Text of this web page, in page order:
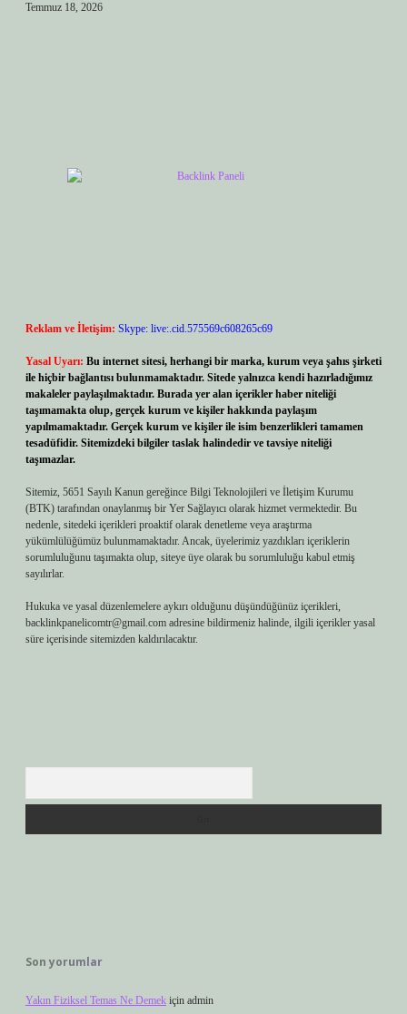
Temmuz 18, 2026
Reklam ve İletişim: Skype: live:.cid.575569c608265c69
Yasal Uyarı: Bu internet sitesi, herhangi bir marka, kurum veya şahıs şirketi
ile hiçbir bağlantısı bulunmamaktadır. Sitede yalnızca kendi hazırladığımız
makaleler paylaşılmaktadır. Burada yer alan içerikler haber niteliği
taşımamakta olup, gerçek kurum ve kişiler hakkında paylaşım
yapılmamaktadır. Gerçek kurum ve kişiler ile isim benzerlikleri tamamen
tesadüfidir. Sitemizdeki bilgiler taslak halindedir ve tavsiye niteliği
taşımazlar.
Sitemiz, 5651 Sayılı Kanun gereğince Bilgi Teknolojileri ve İletişim Kurumu
(BTK) tarafından onaylanmış bir Yer Sağlayıcı olarak hizmet vermektedir. Bu
nedenle, sitedeki içerikleri proaktif olarak denetleme veya araştırma
yükümlülüğümüz bulunmamaktadır. Ancak, üyelerimiz yazdıkları içeriklerin
sorumluluğunu taşımakta olup, siteye üye olarak bu sorumluluğu kabul etmiş
sayılırlar.
Hukuka ve yasal düzenlemelere aykırı olduğunu düşündüğünüz içerikleri,
backlinkpanelicomtr@gmail.com adresine bildirmeniz halinde, ilgili içerikler yasal
süre içerisinde sitemizden kaldırılacaktır.
Son yorumlar
Yakın Fiziksel Temas Ne Demek için admin